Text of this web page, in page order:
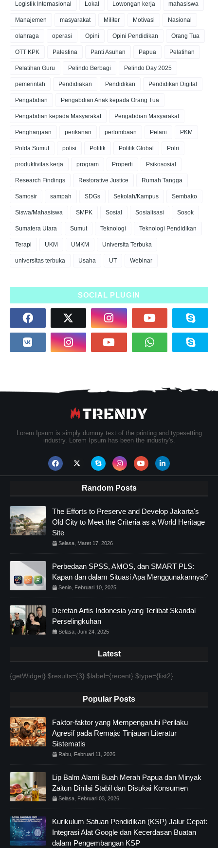
Logistik Internasional Lokal Lowongan kerja mahasiswa
Manajemen masyarakat Militer Motivasi Nasional
olahraga operasi Opini Opini Pendidikan Orang Tua
OTT KPK Palestina Panti Asuhan Papua Pelatihan
Pelatihan Guru Pelindo Berbagi Pelindo Day 2025
pemerintah Pendidiakan Pendidikan Pendidikan Digital
Pengabdian Pengabdian Anak kepada Orang Tua
Pengabdian kepada Masyarakat Pengabdian Masyarakat
Penghargaan perikanan perlombaan Petani PKM
Polda Sumut polisi Politik Politik Global Polri
produktivitas kerja program Properti Psikososial
Research Findings Restorative Justice Rumah Tangga
Samosir sampah SDGs Sekolah/Kampus Sembako
Siswa/Mahasiswa SMPK Sosial Sosialisasi Sosok
Sumatera Utara Sumut Teknologi Teknologi Pendidikan
Terapi UKM UMKM Universita Terbuka
universitas terbuka Usaha UT Webinar
SOCIAL PLUGIN
Lorem Ipsum is simply dummy text of the printing and typesetting
industry. Lorem Ipsum has been the industry's.
Random Posts
The Efforts to Preserve and Develop Jakarta's
Old City to Meet the Criteria as a World Heritage
Site
Selasa, Maret 17, 2026
Perbedaan SPSS, AMOS, dan SMART PLS:
Kapan dan dalam Situasi Apa Menggunakannya?
Senin, Februari 10, 2025
Deretan Artis Indonesia yang Terlibat Skandal
Perselingkuhan
Selasa, Juni 24, 2025
Latest
{getWidget} $results={3} $label={recent} $type={list2}
Popular Posts
Faktor-faktor yang Mempengaruhi Perilaku
Agresif pada Remaja: Tinjauan Literatur
Sistematis
Rabu, Februari 11, 2026
Lip Balm Alami Buah Merah Papua dan Minyak
Zaitun Dinilai Stabil dan Disukai Konsumen
Selasa, Februari 03, 2026
Kurikulum Satuan Pendidikan (KSP) Jalur Cepat:
Integrasi Alat Google dan Kecerdasan Buatan
dalam Pengembangan KSP